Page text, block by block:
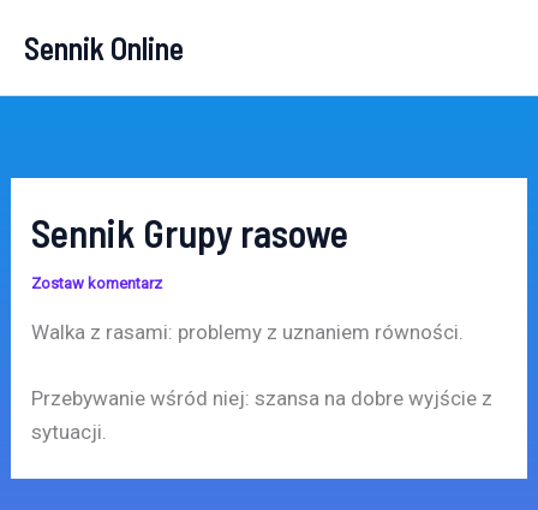
Sennik Online
Sennik Grupy rasowe
Zostaw komentarz
Walka z rasami: problemy z uznaniem równości.
Przebywanie wśród niej: szansa na dobre wyjście z
sytuacji.